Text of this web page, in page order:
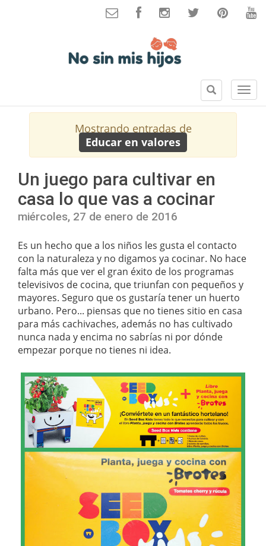
S
e
B
u
s
r
Mostrando entradas de
Educar en valores
Un juego para cultivar en
casa lo que vas a cocinar
miércoles, 27 de enero de 2016
Es un hecho que a los niños les gusta el contacto
con la naturaleza y no digamos ya cocinar. No hace
falta más que ver el gran éxito de los programas
televisivos de cocina, que triunfan con pequeños y
mayores. Seguro que os gustaría tener un huerto
urbano. Pero... piensas que no tienes sitio en casa
para más cachivaches, además no has cultivado
nunca nada y encima no sabrías ni por dónde
empezar porque no tienes ni idea.